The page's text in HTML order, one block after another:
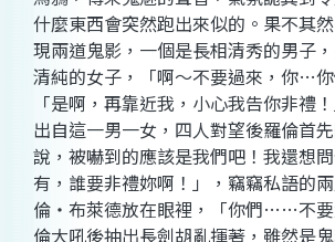
什麼東西會突然跑出來似的。果不其
現兩道鬼影，一個是長相清秀的男子
清純的女子，「啊～不要過來，你…
「是啊，再靠近我，小心我告你非禮
出自這一男一女，四人對望後羅倫首
說，被嚇到的應該是我們吧！我還想
有，誰要非禮妳啊！」，竊竊私語的
倫‧布萊德放在眼裡，「你們……不
倫大吼後抽出長劍胡亂揮著，雖然是